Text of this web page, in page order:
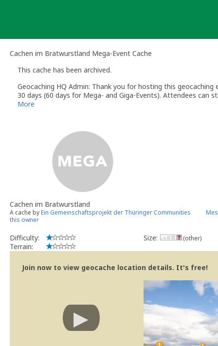
Cachen im Bratwurstland Mega-Event Cache
This cache has been archived.
Geocaching HQ Admin: Thank you for hosting this
30 days (60 days for Mega- and Giga-Events). Attendees can
More
Cachen im Bratwurstland
A cache byEin Gemeinschaftsprojekt der Thüringer Communities
this owner
Difficulty:
Terrain:
Size: (other)
Join now to view geocache location details. It's free!